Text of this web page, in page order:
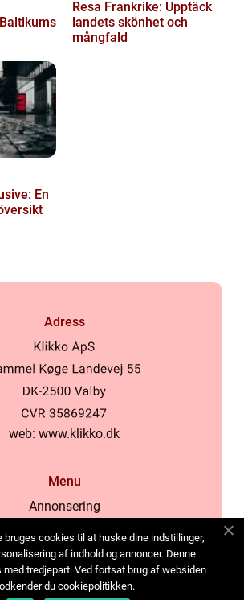
Resa Frankrike: Upptäck
landets skönhet och
mångfald
En
Adress
web: www.klikko.dk
Menu
Annonsering
Cookies
Kontakta oss
Sitemap
bruges cookies til at huske dine indstillinger,
af indhold og annoncer. Denne
med tredjepart. Ved fortsat brug af websiden
du cookiepolitikken.